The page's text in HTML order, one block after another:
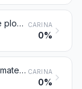
Mlinski kamni, brusi, brusilne plošče in podobno brez ogrodja, za mletje, brušenje, ostrenje, poliranje, izravnavanje ali rezanje, brusi za ročno ostrenje ali poliranje in njihovi deli iz naravnega kamna, iz aglomeriranega naravnega ali umetnega abrazivnega materiala ali iz keramike, z deli ali brez delov iz drugih materialov CARINA
0%
Naravni ali umetni abrazivni materiali v prahu ali zrnu, na podlagi iz tekstila, papirja, kartona ali drugih materialov, vključno tudi razrezane v določene oblike, prešite ali kako drugače sestavljene CARINA
0%